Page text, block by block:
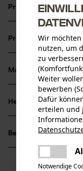
Produktvorteile
Mit praktischer
entweichen lässt
Erhöhte
Schiene
Produktdetails
Aktivitätstyp
Altersgruppe
Erwachsener
Material & Pflege
Material
Hauptmaterial
Hersteller
Oregon Tool, Inc.
4909 SE
97222 Portland, USA
Bewertungen
Wir
nutzen, um
zu
Weiter
bewerben
Dafür
erteilen und
Notwendige
Es ist ein